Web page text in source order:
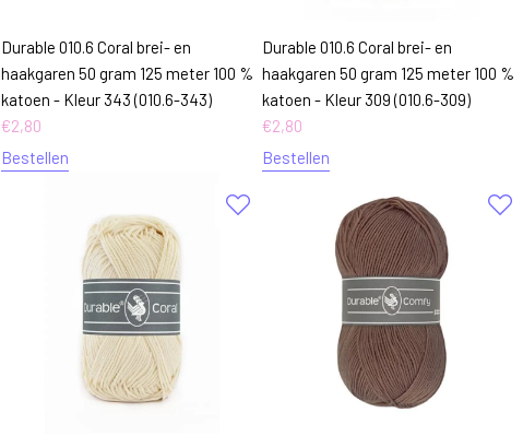
Durable 010.6 Coral brei- en
haakgaren 50 gram 125 meter 100 %
katoen - Kleur 343 (010.6-343)
€2,80
Bestellen
Durable 010.6 Coral brei- en
haakgaren 50 gram 125 meter 100 %
katoen - Kleur 309 (010.6-309)
€2,80
Bestellen